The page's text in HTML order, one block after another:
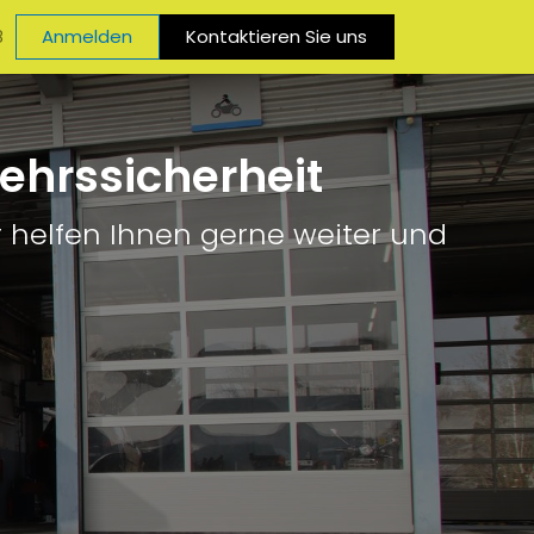
Anmelden Kontaktieren Sie uns
helfen Ihnen gerne weiter und